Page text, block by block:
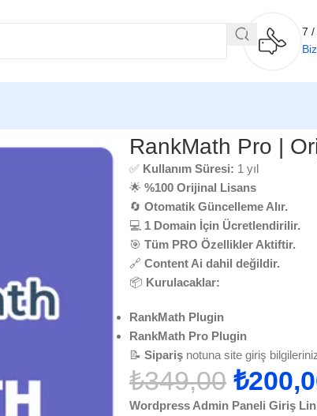
7 /
RankMath Pro |
✅ Kullanım Süresi: 1 yıl
🌟 %100 Orijinal Lisans
🔄 Otomatik Güncelleme Alır.
💻 1 Domain İçin Ücretlendirilir.
🎯 Tüm PRO Özellikler Aktiftir.
🔗 Content Ai dahil değildir.
📦 Kurulacaklar:
RankMath Plugin
RankMath Pro Plugin
📝 Siparişnotuna site giriş
₺349,00 ₺
Wordpress Admin Paneli Giriş